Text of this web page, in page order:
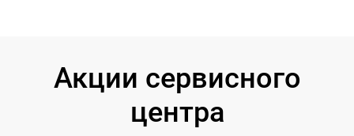
Акции сервисного
центра